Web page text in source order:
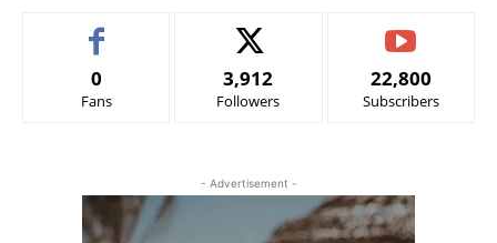
0
Fans
3,912
Followers
22,800
Subscribers
- Advertisement -